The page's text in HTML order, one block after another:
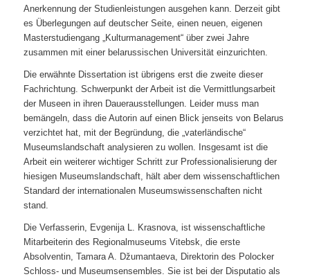
Anerkennung der Studienleistungen ausgehen kann. Derzeit gibt
es Überlegungen auf deutscher Seite, einen neuen, eigenen
Masterstudiengang „Kulturmanagement“ über zwei Jahre
zusammen mit einer belarussischen Universität einzurichten.
Die erwähnte Dissertation ist übrigens erst die zweite dieser
Fachrichtung. Schwerpunkt der Arbeit ist die Vermittlungsarbeit
der Museen in ihren Dauerausstellungen. Leider muss man
bemängeln, dass die Autorin auf einen Blick jenseits von Belarus
verzichtet hat, mit der Begründung, die „vaterländische“
Museumslandschaft analysieren zu wollen. Insgesamt ist die
Arbeit ein weiterer wichtiger Schritt zur Professionalisierung der
hiesigen Museumslandschaft, hält aber dem wissenschaftlichen
Standard der internationalen Museumswissenschaften nicht
stand.
Die Verfasserin, Evgenija L. Krasnova, ist wissenschaftliche
Mitarbeiterin des Regionalmuseums Vitebsk, die erste
Absolventin, Tamara A. Džumantaeva, Direktorin des Polocker
Schloss- und Museumsensembles. Sie ist bei der Disputatio als